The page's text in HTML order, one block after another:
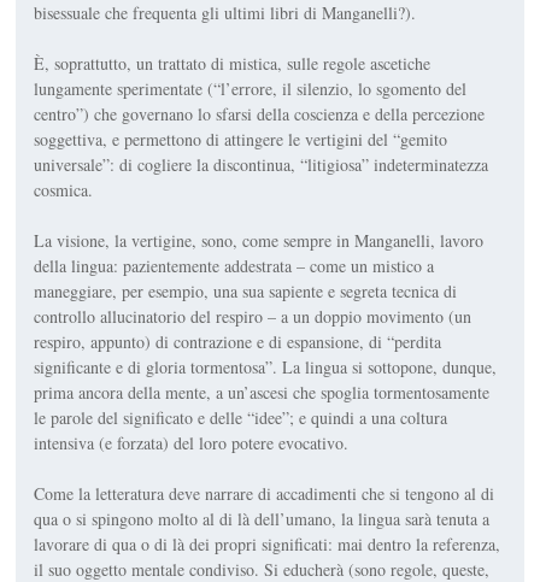
bises­suale che frequenta gli ultimi libri di Manganelli?).
È, soprattutto, un trattato di mistica, sulle regole ascetiche
lungamente sperimentate (“l’errore, il silenzio, lo sgomento del
centro”) che governano lo sfarsi della coscienza e della percezio­ne
soggettiva, e permettono di attingere le vertigini del “gemito
universale”: di cogliere la discontinua, “litigiosa” in­determinatezza
cosmica.
La visione, la vertigine, sono, come sempre in Manganelli, lavoro
della lin­gua: pazientemente addestrata – come un mistico a
maneggiare, per esempio, una sua sapiente e segreta tecnica di
controllo allucinatorio del respiro – a un doppio movimento (un
respiro, ap­punto) di contrazione e di espansione, di “perdita
significante e di gloria tormentosa”. La lingua si sottopone, dunque,
prima ancora della mente, a un’ascesi che spoglia tormentosamente
le parole del significato e delle “idee”; e quindi a una coltura
intensiva (e forza­ta) del loro potere evocativo.
Come la letteratura deve narrare di accadimenti che si tengono al di
qua o si spingono molto al di là dell’umano, la lingua sarà tenuta a
lavorare di qua o di là dei propri significati: mai dentro la referenza,
il suo oggetto mentale condiviso. Si educherà (sono regole, queste,